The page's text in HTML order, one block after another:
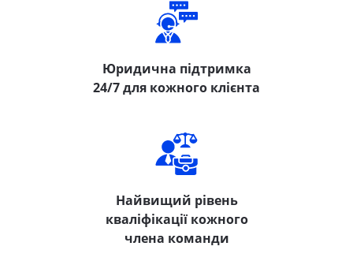
Юридична підтримка
24/7 для кожного клієнта
Найвищий рівень
кваліфікації кожного
члена команди